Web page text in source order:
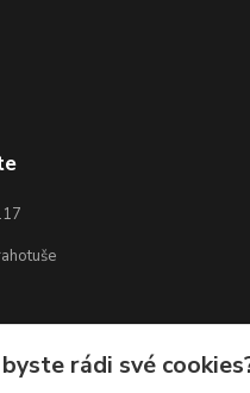
byste rádi své